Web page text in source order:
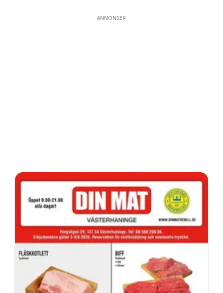
ANNONSER